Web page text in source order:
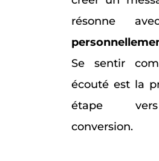
résonne
Se sentir
écouté est la
étape
conversion.